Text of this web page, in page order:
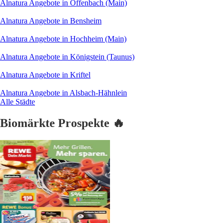
Alnatura Angebote in Offenbach (Main)
Alnatura Angebote in Bensheim
Alnatura Angebote in Hochheim (Main)
Alnatura Angebote in Königstein (Taunus)
Alnatura Angebote in Kriftel
Alnatura Angebote in Alsbach-Hähnlein
Alle Städte
Biomärkte Prospekte 🔥